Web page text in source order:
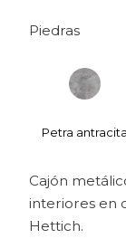
Piedras
Petra antracita
Cajón
interiores en
Hettich.